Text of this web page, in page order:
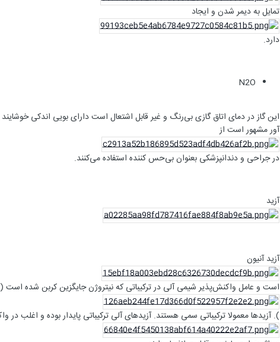
تمایل به دیمر شدن و ایجاد
دارد.
N2O
این گاز در دمای اتاق گازی بی‌رنگ و غیر قابل اشتعال است دارای بویی اندکی
آور مشهور است از
در جراحی و دندانپزشکی بعنوان بی‌حس کننده استفاده می‌کنند.
آزید
آزید آنیون
است و عامل واکنش‌پذیر شیمی آلی در ترکیباتی که نیتروژن جایگزین کربن شده است (
). آزیدها معمولا ترکیباتی سمی هستند. آزیدهای آلی ترکیباتی پایدار بوده و اغلب